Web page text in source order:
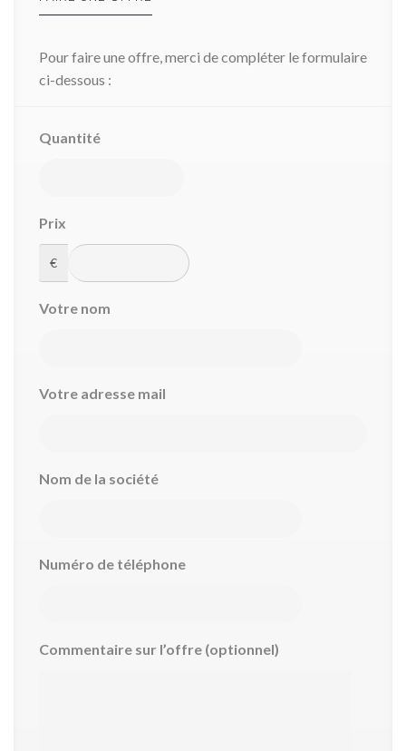
Pour faire une offre, merci de compléter le formulaire
ci-dessous :
Quantité
Prix
€
Votre nom
Votre adresse mail
Nom de la société
Numéro de téléphone
Commentaire sur l’offre (optionnel)